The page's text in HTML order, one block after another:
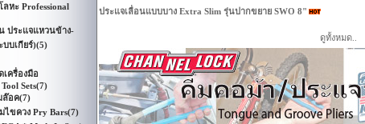
หะ Professional
ประแจแหวนข้าง-
บบเกียร์)(5)
ครื่องมือ
Sets(7)
ล๊อค(7)
ไขควง Pry Bars(7)
ประแจเลื่อนแบบบาง Extra Slim รุ่นปากขยาย SWO 8"
ดูทั้งหมด..